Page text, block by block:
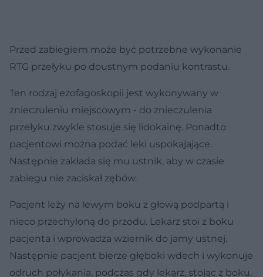
Przed zabiegiem może być potrzebne wykonanie
RTG przełyku po doustnym podaniu kontrastu.
Ten rodzaj ezofagoskopii jest wykonywany w
znieczuleniu miejscowym - do znieczulenia
przełyku zwykle stosuje się lidokainę. Ponadto
pacjentowi można podać leki uspokajające.
Następnie zakłada się mu ustnik, aby w czasie
zabiegu nie zaciskał zębów.
Pacjent leży na lewym boku z głową podpartą i
nieco przechyloną do przodu. Lekarz stoi z boku
pacjenta i wprowadza wziernik do jamy ustnej.
Następnie pacjent bierze głęboki wdech i wykonuje
odruch połykania, podczas gdy lekarz, stojąc z boku,